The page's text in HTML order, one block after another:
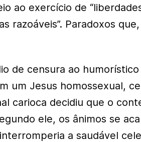
ao exercício de
razoáveis”. Paradoxos
de censura ao humorístico
um Jesus homossexual,
carioca decidiu que o
ele, os ânimos se
a saudável